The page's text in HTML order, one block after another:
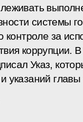
системы
контроле за
коррупции.
Указ,
указаний главы